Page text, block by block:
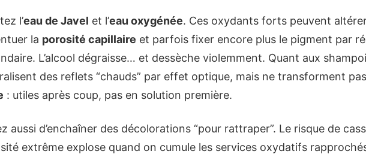
l’eau de Javel et l’eau oxygénée. Ces oxydants forts peuvent
la porosité capillaire et parfois fixer encore plus le pigment par
L’alcool dégraisse… et dessèche violemment. Quant aux
des reflets “chauds” par effet optique, mais ne transforment
: utiles après coup, pas en solution première.
aussi d’enchaîner des décolorations “pour rattraper”. Le risque de
extrême explose quand on cumule les services oxydatifs